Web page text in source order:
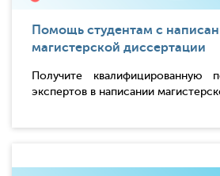
Помощь студентам с
магистерской диссертации
Получите
экспертов в написании